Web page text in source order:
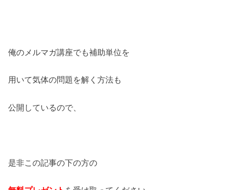
俺のメルマガ講座でも補助単位を
用いて気体の問題を解く方法も
公開しているので、
是非この記事の下の方の